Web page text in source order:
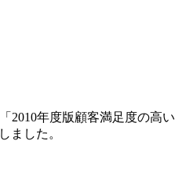
2010年度版顧客満足度の高
ました。